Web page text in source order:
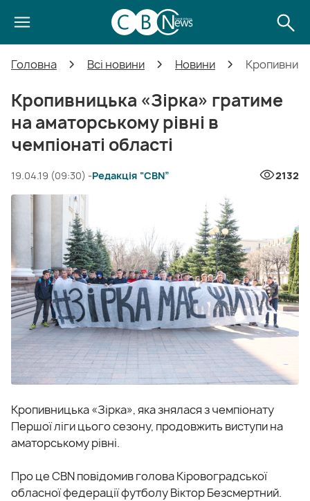
Головна Всі новини Новини
Кропивницька «Зірка» гратиме
на аматорському рівні в
чемпіонаті області
19.04.19 (09:30) -Редакція “CBN” 2132
Кропивницька «Зірка», яка знялася з чемпіонату
Першої ліги цього сезону, продовжить виступи на
аматорському рівні.
Про це CBN повідомив голова Кіровоградської
обласної федерації футболу Віктор Безсмертний.